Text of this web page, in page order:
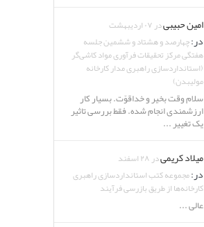
امین حبیبیدر ۰۷ اردیبهشت
در:چهارصد و هشتاد و ششمین جلسه
هفتگی مرکز تحقیقات فرآوری مواد کاشی‌گر
(استانداردسازی راهبری مدار کارخانه
مولیبدن)
سلام وقت بخیر و خداقوّت. بسیار کار
ارزشمندی انجام شده. فقط بررسی تاثیر
یک تغییر ...
میلاد کریمیدر ۲۸ اسفند
در:مجموعه کتب استانداردسازی راهبری
کارخانه‌ها از طریق بازرسی فرآیند
عالی ...